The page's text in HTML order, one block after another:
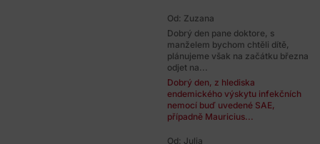
Od: Zuzana
Dobrý den pane doktore, s
manželem bychom chtěli dítě,
plánujeme však na začátku března
odjet na...
Dobrý den, z hlediska
endemického výskytu infekčních
nemocí buď uvedené SAE,
případně Mauricius...
Od: Julia